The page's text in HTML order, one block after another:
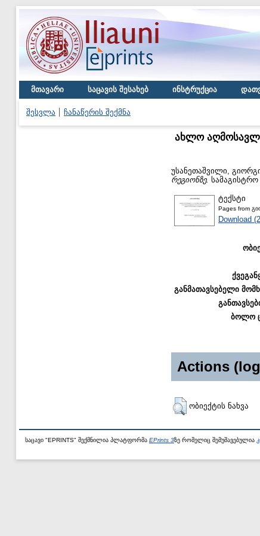
მთავარი საცავის შესახებ ინსტრუქცია
შესვლა ჩანაწერის შექმნა
ახლო
უსანეთაშვილი,
რეგიონზე.
ტექსტი
Pages from
Download
განმათავსებელი
ბოლო
Actions
ობიექტის ნახვა
საცავი "EPRINTS" შექმნილია პლატფორმა EPrints 3ზე რომელიც შემუშავებულია